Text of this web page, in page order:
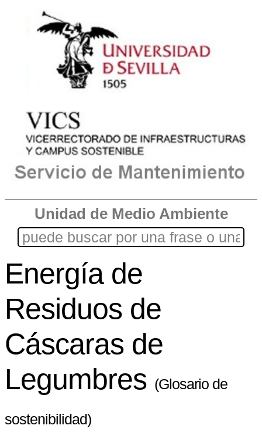
Unidad de Medio Ambiente
Energía de
Residuos de
Cáscaras de
Legumbres (Glosario de
sostenibilidad)